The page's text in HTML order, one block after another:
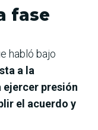
fase
habló bajo
a la
presión
el acuerdo y